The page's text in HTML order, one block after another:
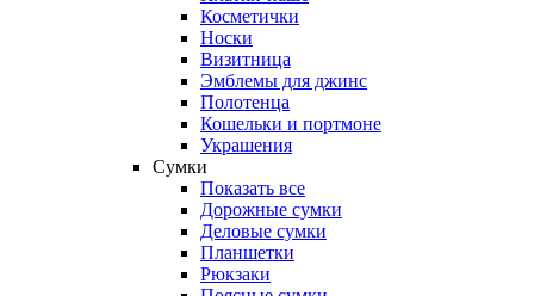
Косметички
Носки
Визитница
Эмблемы для джинс
Полотенца
Кошельки и портмоне
Украшения
Сумки
Показать все
Дорожные сумки
Деловые сумки
Планшетки
Рюкзаки